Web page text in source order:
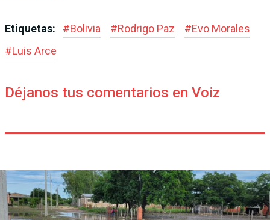
Etiquetas: #Bolivia #Rodrigo Paz #Evo Morales
#Luis Arce
Déjanos tus comentarios en Voiz